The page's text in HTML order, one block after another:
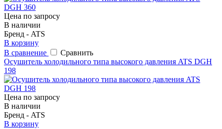
Цена по запросу
В наличии
Бренд - ATS
В корзину
В сравнение
Сравнить
Осушитель холодильного типа высокого давления ATS DGH
198
Цена по запросу
В наличии
Бренд - ATS
В корзину